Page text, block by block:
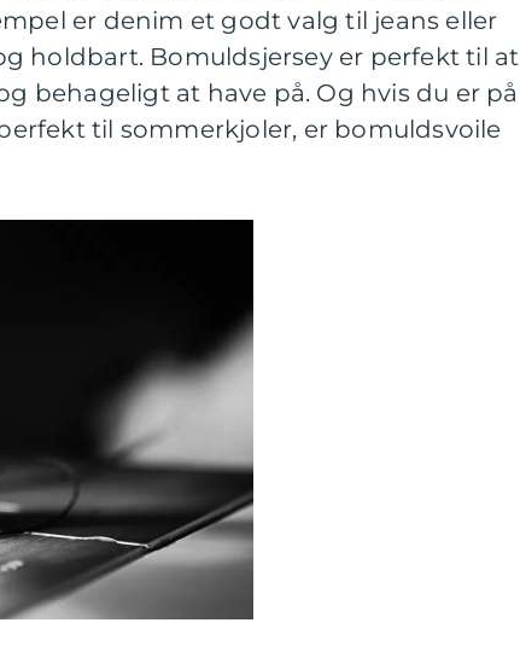
er denim et godt valg til jeans eller
holdbart. Bomuldsjersey er perfekt til at
behageligt at have på. Og hvis du er på
til sommerkjoler, er bomuldsvoile